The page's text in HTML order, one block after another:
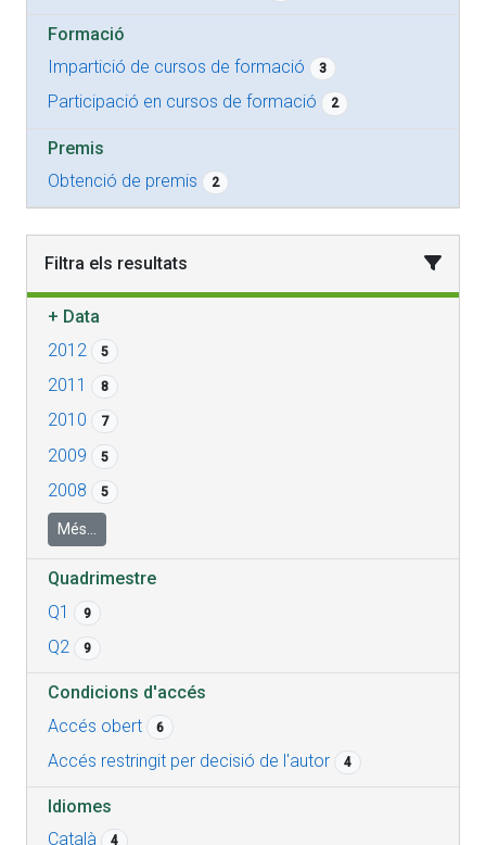
Formació
Impartició de cursos de formació
3
Participació en cursos de formació 2
Premis
Obtenció de premis
2
Filtra els resultats
+ Data
2012
5
2011 8
2010 7
2009 5
2008 5
Més...
Quadrimestre
Q1
9
Q2 9
Condicions d'accés
Accés obert
6
Accés restringit per decisió de l'autor 4
Idiomes
Català
4